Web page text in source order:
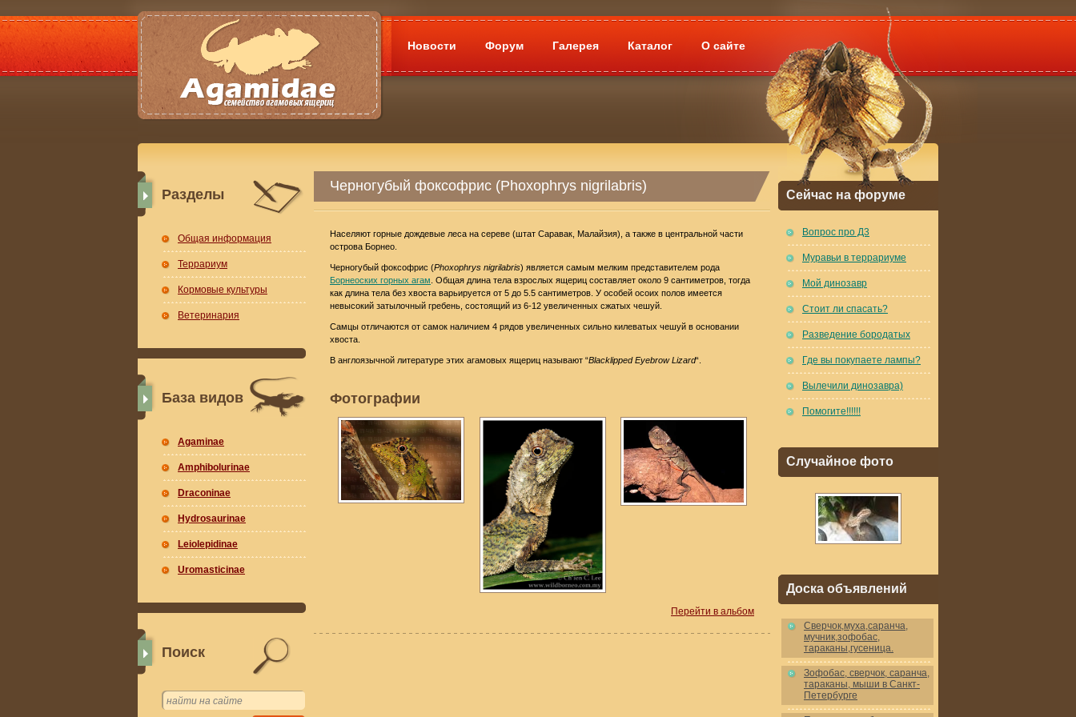
Новости Форум Галерея Каталог О сайте
Разделы
Общая информация
Террариум
Кормовые культуры
Ветеринария
База видов
Agaminae
Amphibolurinae
Draconinae
Hydrosaurinae
Leiolepidinae
Uromasticinae
Поиск
Черногубый фоксофрис (Phoxophrys nigrilabris)
Населяют горные дождевые леса на сереве (штат Саравак, Малайзия), а также в центральной части
острова Борнео.
Черногубый фоксофрис (Phoxophrys nigrilabris) является самым мелким представителем рода
Борнеоских горных агам . Общая длина тела взрослых ящериц составляет около 9 сантиметров, тогда
как длина тела без хвоста варьируется от 5 до 5.5 сантиметров. У особей осоих полов имеется
невысокий затылочный гребень, состоящий из 6-12 увеличенных сжатых чешуй.
Самцы отличаются от самок наличием 4 рядов увеличенных сильно килеватых чешуй в основании
хвоста.
В англоязычной литературе этих агамовых ящериц называют “Blacklipped Eyebrow Lizard“.
Фотографии
Перейти в альбом
Сейчас на форуме
Вопрос про Д3
Муравьи в террариуме
Мой динозавр
Стоит ли спасать?
Разведение бородатых
Где вы покупаете лампы?
Вылечили динозавра)
Помогите!!!!!!
Случайное фото
Доска объявлений
Cверчок,муха,саранча,
мучник,зофобас,
тараканы,гусеница.
Зофобас, сверчок, саранча,
тараканы, мыши в Санкт-
Петербурге